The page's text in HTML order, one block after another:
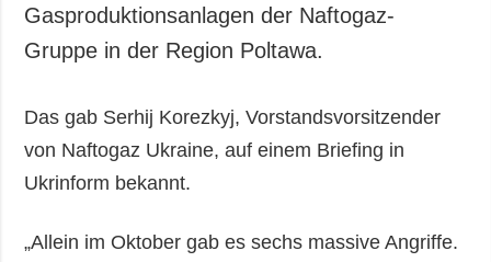
Gasproduktionsanlagen der Naftogaz-
Gruppe in der Region Poltawa.
Das gab Serhij Korezkyj, Vorstandsvorsitzender
von Naftogaz Ukraine, auf einem Briefing in
Ukrinform bekannt.
„Allein im Oktober gab es sechs massive Angriffe.